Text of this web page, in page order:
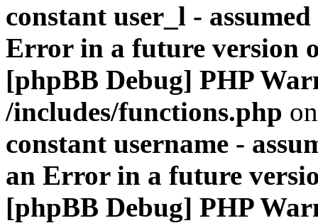
constant user_l -
Error in a future version
[phpBB Debug] PHP
/includes/functions.php
constant username -
an Error in a future
[phpBB Debug] PHP